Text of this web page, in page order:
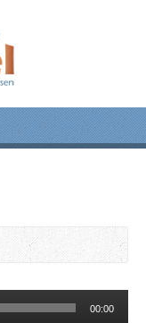
00:00